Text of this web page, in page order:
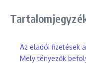
Az eladói fizetések
Mely tényezők